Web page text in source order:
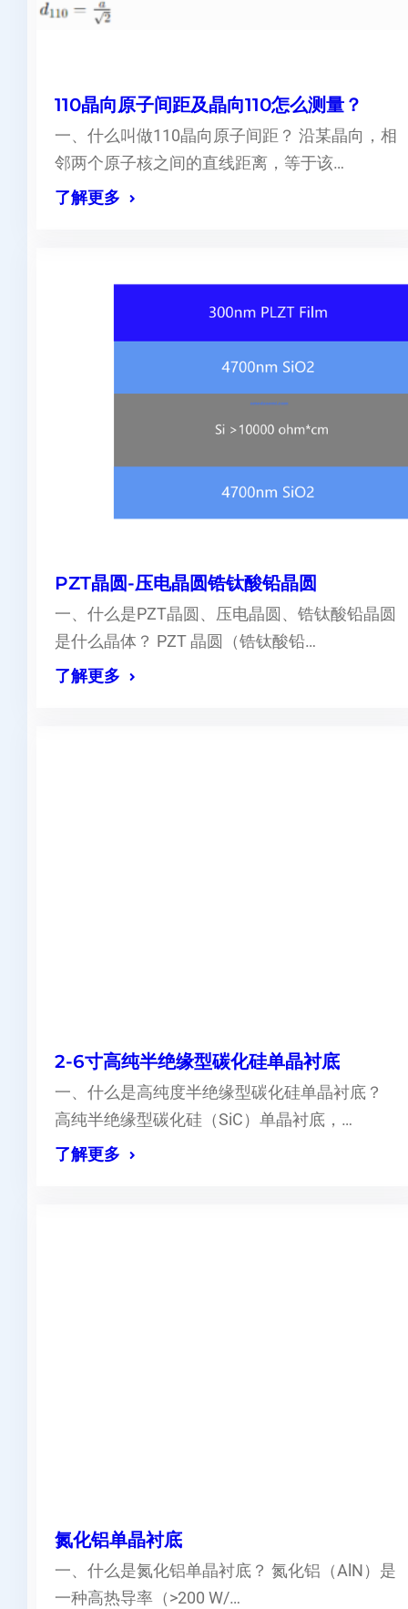
110晶向原子间距及晶向110怎么测量？
一、什么叫做110晶向原子间距？ 沿某晶向，相
邻两个原子核之间的直线距离，等于该…
了解更多
PZT晶圆-压电晶圆锆钛酸铅晶圆
一、什么是PZT晶圆、压电晶圆、锆钛酸铅晶圆
是什么晶体？ PZT 晶圆（锆钛酸铅…
了解更多
2-6寸高纯半绝缘型碳化硅单晶衬底
一、什么是高纯度半绝缘型碳化硅单晶衬底？
高纯半绝缘型碳化硅（SiC）单晶衬底，…
了解更多
氮化铝单晶衬底
一、什么是氮化铝单晶衬底？ 氮化铝（AlN）是
一种高热导率（>200 W/…